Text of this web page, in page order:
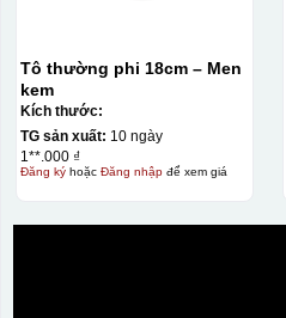
Tô thường phi 18cm – Men
kem
Kích thước:
TG sản xuất: 10 ngày
1**.000 ₫
Đăng kýhoặc Đăng nhậpđể xem giá